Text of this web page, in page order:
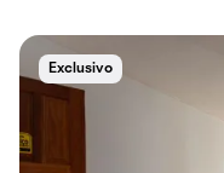
Exclusivo